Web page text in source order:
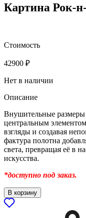
Картина Рок-
Стоимость
42900 ₽
Нет в наличии
Описание
Внушительные размеры
центральным
взгляды и создавая
фактура полотна
света, превращая её в
искусства.
*доступно под заказ.
В корзину